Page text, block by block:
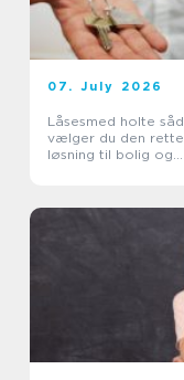
07. July 2026
Låsesmed holte sådan
vælger du den rette
løsning til bolig og